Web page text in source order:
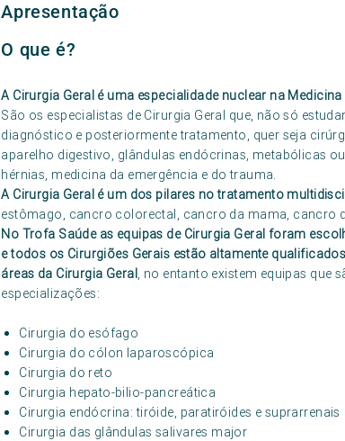
Apresentação
O que é?
A Cirurgia Geral é uma especialidade nuclear na
São os especialistas de Cirurgia Geral que, não só
diagnóstico e posteriormente tratamento, quer seja
aparelho digestivo, glândulas endócrinas, metabólicas
hérnias, medicina da emergência e do trauma.
A Cirurgia Geral é um dos pilares no tratamento
estômago, cancro colorectal, cancro da mama, cancro
No Trofa Saúde as equipas de Cirurgia Geral foram
e todos os Cirurgiões Gerais estão altamente
áreas da Cirurgia Geral, no entanto existem equipas que
especializações:
Cirurgia do esófago
Cirurgia do cólon laparoscópica
Cirurgia do reto
Cirurgia hepato-bilio-pancreática
Cirurgia endócrina: tiróide, paratiróides e suprarrenais
Cirurgia das glândulas salivares major